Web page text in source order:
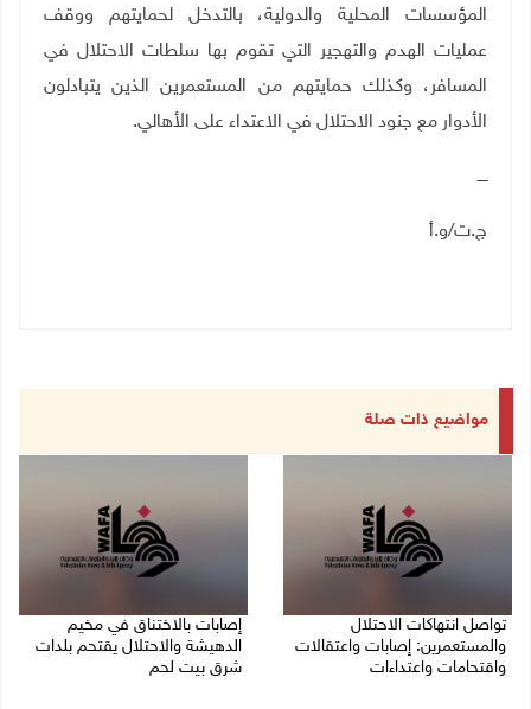
المؤسسات المحلية والدولية، بالتدخل لحمايتهم ووقف
عمليات الهدم والتهجير التي تقوم بها سلطات الاحتلال في
المسافر، وكذلك حمايتهم من المستعمرين الذين يتبادلون
الأدوار مع جنود الاحتلال في الاعتداء على الأهالي.
ــــ
ج.ت/و.أ
مواضيع ذات صلة
تواصل انتهاكات الاحتلال
والمستعمرين: إصابات واعتقالات
واقتحامات واعتداءات
إصابات بالاختناق في مخيم
الدهيشة والاحتلال يقتحم بلدات
شرق بيت لحم